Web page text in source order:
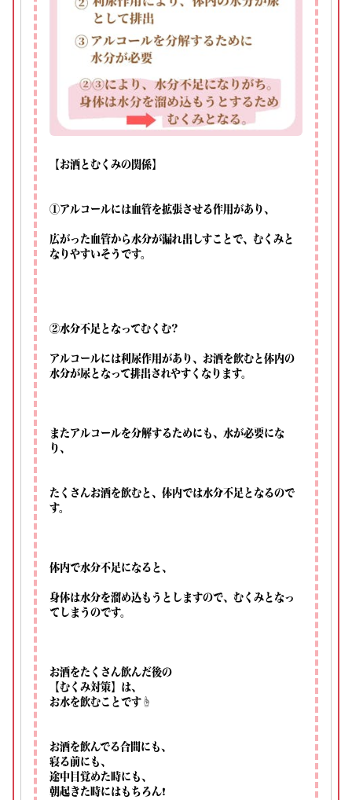
【お酒とむくみの関係】⁡
①アルコールには血管を拡張させる作用があり、⁡
広がった血管から水分が漏れ出しすことで、むくみと
なりやすいそうです。⁡
②水分不足となってむくむ?⁡
アルコールには利尿作用があり、お酒を飲むと体内の
水分が尿となって排出されやすくなります。⁡
またアルコールを分解するためにも、水が必要にな
り、⁡
たくさんお酒を飲むと、体内では水分不足となるので
す。⁡
体内で水分不足になると、⁡
身体は水分を溜め込もうとしますので、むくみとなっ
てしまうのです。⁡
お酒をたくさん飲んだ後の⁡
【むくみ対策】は、⁡
お水を飲むことです☝⁡
お酒を飲んでる合間にも、⁡
寝る前にも、⁡
途中目覚めた時にも、⁡
朝起きた時にはもちろん❗⁡